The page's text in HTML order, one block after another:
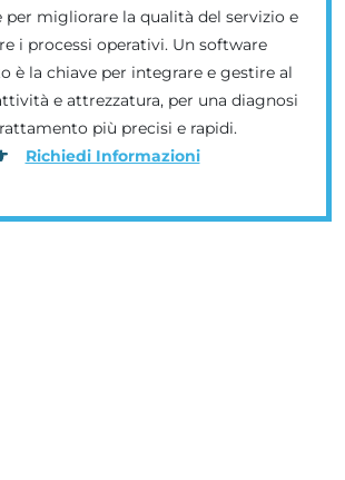
migliorare la qualità del servizio e
i processi operativi. Un software
è la chiave per integrare e gestire al
e attrezzatura, per una diagnosi
più precisi e rapidi.
Richiedi Informazioni